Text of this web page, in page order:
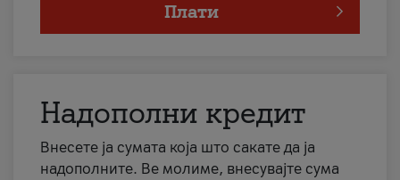
Плати
Надополни кредит
Внесете ја сумата која што сакате да ја
надополните. Ве молиме, внесувајте сума